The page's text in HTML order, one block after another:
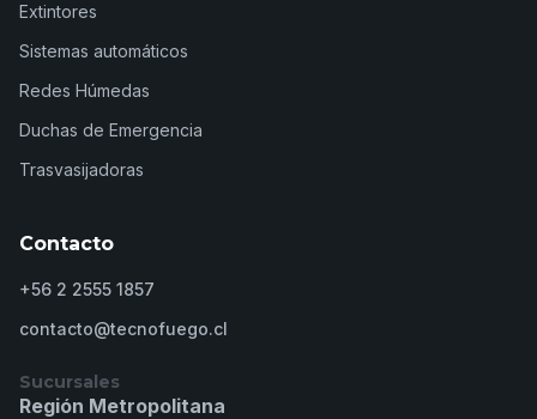
Extintores
Sistemas automáticos
Redes Húmedas
Duchas de Emergencia
Trasvasijadoras
Contacto
+56 2 2555 1857
contacto@tecnofuego.cl
Sucursales
Región Metropolitana